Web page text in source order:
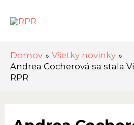
na
Domov
Všetky novinky
Andrea Cocherová sa stala
RPR